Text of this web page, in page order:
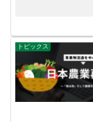
トピックス